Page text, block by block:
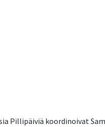
Pillipäiviä koordinoivat